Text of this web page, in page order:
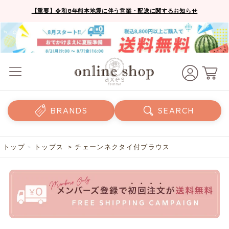
【重要】令和8年熊本地震に伴う営業・配送に関するお知らせ
BRANDS SEARCH
トップ > トップス > チェーンネクタイ付ブラウス